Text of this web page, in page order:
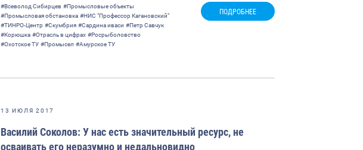
#Всеволод Сибирцев #Промысловые объекты
#Промысловая обстановка #НИС "Профессор Кагановский"
#ТИНРО-Центр #Скумбрия #Сардина иваси #Петр Савчук
#Корюшка #Отрасль в цифрах #Росрыболовство
#Охотское ТУ #Промысел #Амурское ТУ
ПОДРОБНЕЕ
13 ИЮЛЯ 2017
Василий Соколов: У нас есть значительный ресурс, не
осваивать его неразумно и недальновидно